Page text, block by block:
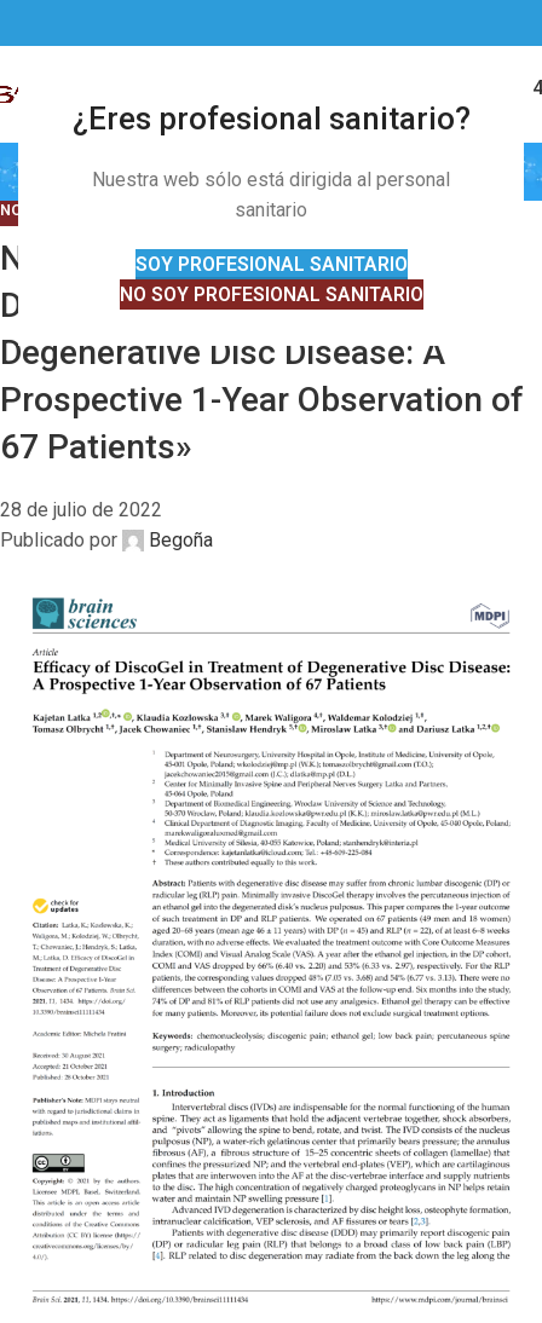
¿Eres profesional sanitario?
Nuestra web sólo está dirigida al personal
sanitario
SOY PROFESIONAL SANITARIO
NO SOY PROFESIONAL SANITARIO
91 328 01
Novedades
NOVEDADES OTRAS NOVEDADES,PUBLICACIONES CIENTÍFICAS
Nueva publicación: «Efficacy of
DiscoGel in Treatment of
Degenerative Disc Disease: A
Prospective 1-Year Observation of
67 Patients»
28 de julio de 2022
Publicado por
Begoña
28